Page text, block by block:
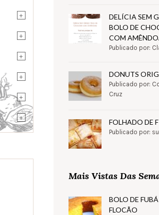
+
+
+
+
+
+
DELÍCIA SEM
BOLO DE
COM
Publicado por:
DONUTS
Publicado por:
Cruz
FOLHADO DE
Publicado por:
Mais Vistas Das
BOLO DE
FLOCÃO